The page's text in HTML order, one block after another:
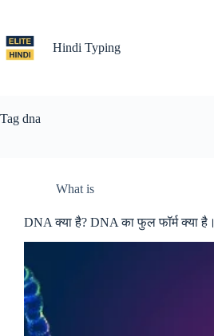
content
Hindi Typing
Tag dna
What is
DNA क्या है? DNA का फुल फॉर्म क्या है।